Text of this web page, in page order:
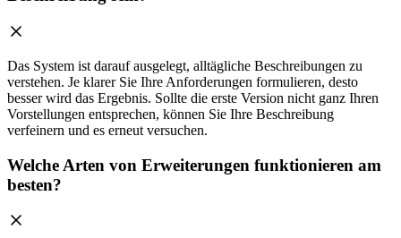
Das System ist darauf ausgelegt, alltägliche Beschreibungen zu
verstehen. Je klarer Sie Ihre Anforderungen formulieren, desto
besser wird das Ergebnis. Sollte die erste Version nicht ganz Ihren
Vorstellungen entsprechen, können Sie Ihre Beschreibung
verfeinern und es erneut versuchen.
Welche Arten von Erweiterungen funktionieren am
besten?